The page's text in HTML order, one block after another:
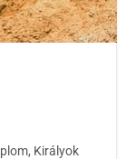
Királyok